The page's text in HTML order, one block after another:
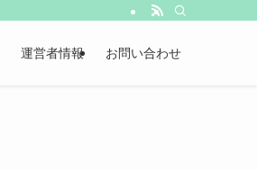
運営者情報 お問い合わせ